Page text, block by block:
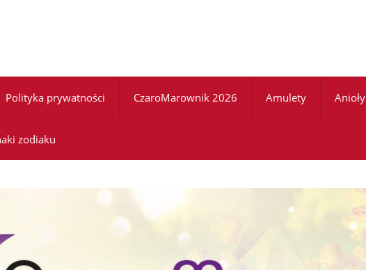
Polityka prywatności CzaroMarownik 2026 Amulety Anioły
zodiaku